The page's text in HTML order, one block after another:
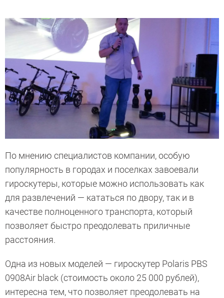
По мнению специалистов компании, особую
популярность в городах и поселках завоевали
гироскутеры, которые можно использовать как
для развлечений — кататься по двору, так и в
качестве полноценного транспорта, который
позволяет быстро преодолевать приличные
расстояния.
Одна из новых моделей — гироскутер Polaris PBS
0908Аir black (стоимость около 25 000 рублей),
интересна тем, что позволяет преодолевать на